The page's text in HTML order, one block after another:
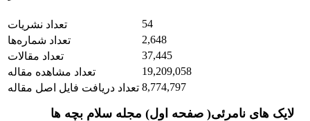
تعداد نشریات
54
تعداد شماره‌ها
2,648
تعداد مقالات
37,445
تعداد مشاهده مقاله
19,209,058
تعداد دریافت فایل اصل مقاله 8,774,797
لایک های نامرئی( صفحه اول) مجله سلام بچه ها